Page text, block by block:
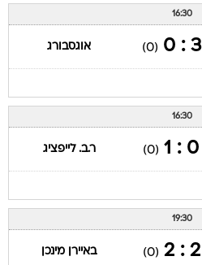
16:30
3 : 0
(0) אוגסבורג
16:30
0 : 1
(0) ר.ב. לייפציג
19:30
2 : 2
(0) באיירן מינכן